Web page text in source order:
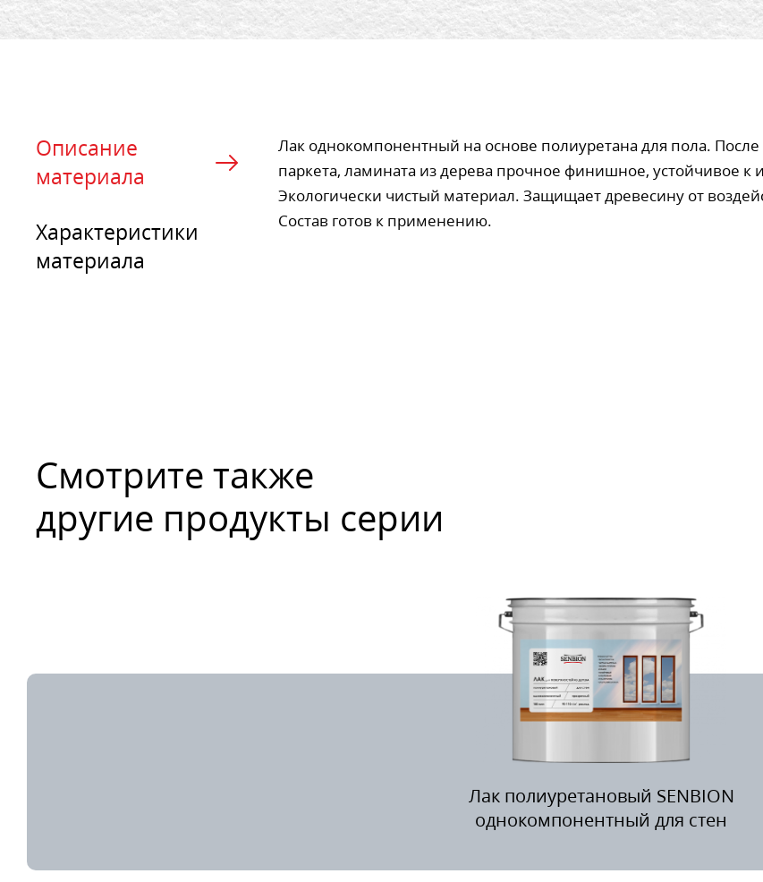
Описание
материала
Характеристики
материала
Лак однокомпонентный на основе полиуретана для пола.
паркета, ламината из дерева прочное финишное, устойчивое к
Экологически чистый материал. Защищает древесину от
Состав готов к применению.
Смотрите также
другие продукты серии
Лак полиуретановый SENBION
однокомпонентный для стен